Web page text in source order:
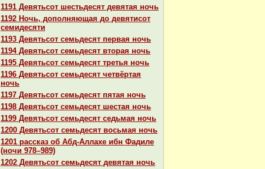
1191 Девятьсот шестьдесят девятая ночь
1192 Ночь, дополняющая до девятисот
семидесяти
1193 Девятьсот семьдесят первая ночь
1194 Девятьсот семьдесят втоpaя ночь
1195 Девятьсот семьдесят третья ночь
1196 Девятьсот семьдесят четвёртая
ночь
1197 Девятьсот семьдесят пятая ночь
1198 Девятьсот семьдесят шестая ночь
1199 Девятьсот семьдесят седьмая ночь
1200 Девятьсот семьдесят восьмая ночь
1201 paссказ об Абд-Аллахе ибн Фадиле
(ночи 978–989)
1202 Девятьсот семьдесят девятая ночь